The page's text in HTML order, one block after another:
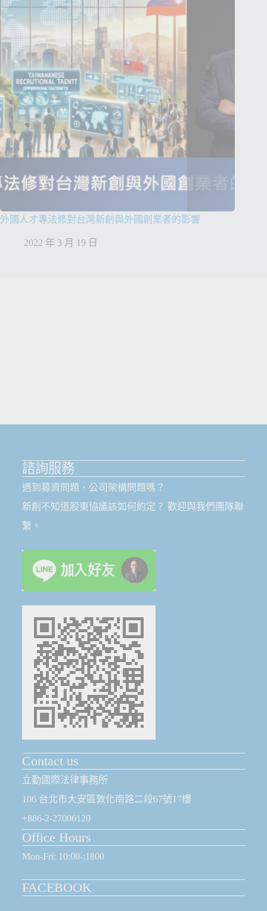
外國人才專法修對台灣新創與外國創業者的影響
2022 年 3 月 19 日
諮詢服務
遇到募資問題、公司架構問題嗎？
新創不知道股東協議該如何約定？ 歡迎與我們團隊聯
繫。
Contact us
立勤國際法律事務所
106 台北市大安區敦化南路二段67號17樓
+886-2-27006120
Office Hours
Mon-Fri: 10:00-:1800
FACEBOOK